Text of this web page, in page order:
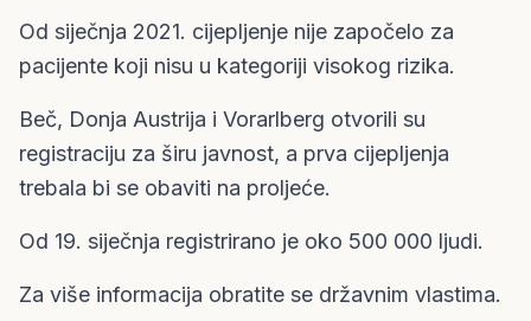
Od siječnja 2021. cijepljenje nije započelo za
pacijente koji nisu u kategoriji visokog rizika.
Beč, Donja Austrija i Vorarlberg otvorili su
registraciju za širu javnost, a prva cijepljenja
trebala bi se obaviti na proljeće.
Od 19. siječnja registrirano je oko 500 000 ljudi.
Za više informacija obratite se državnim vlastima.